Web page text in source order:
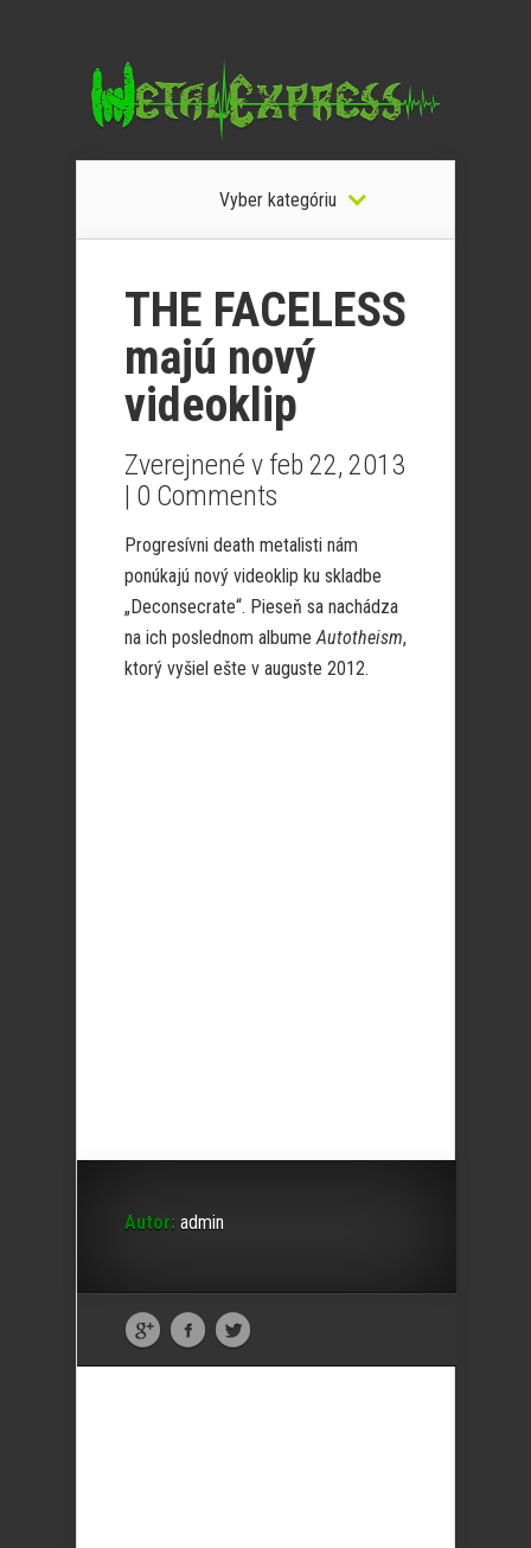
Vyber kategóriu
THE FACELESS
majú nový
videoklip
Zverejnené v feb 22, 2013
| 0 Comments
Progresívni death metalisti nám
ponúkajú nový videoklip ku skladbe
„Deconsecrate“. Pieseň sa nachádza
na ich poslednom albumeAutotheism,
ktorý vyšiel ešte v auguste 2012.
Autor: admin